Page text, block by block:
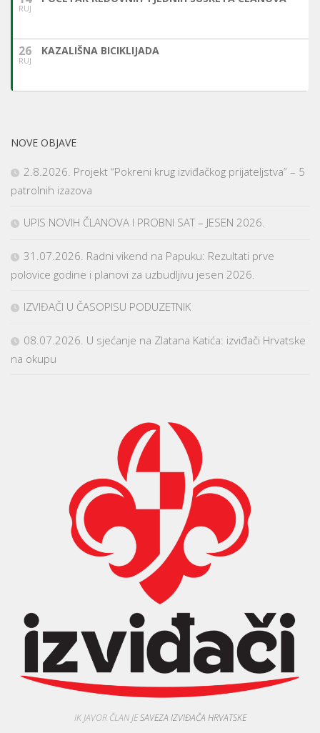
RUJ
26
RUJ
KAZALIŠNA BICIKLIJADA
NOVE OBJAVE
2.8.2026. Projekt “Pokreni krug izviđačkog prijateljstva” – 5
patrolnih izazova
UPIS NOVIH ČLANOVA I PROBNI SAT – JESEN 2026.
31.07.2026. Radni vikend na Papuku: Rezultati prve
polovice godine i planovi za uzbudljivu jesen 2026.
IZVIĐAČI U ČASOPISU PODUZETNIK
08.07.2026. U sjećanje na Zlatana Katića: izviđači Hrvatske
na okupu
IK JAVOR ČLAN JESAVEZA IZVIĐAČA HRVATSKE